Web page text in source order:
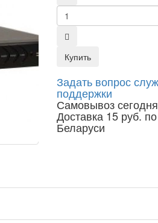
Купить
Задать вопрос
поддержки
Самовывоз
Доставка 15 руб.
Беларуси